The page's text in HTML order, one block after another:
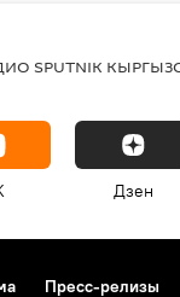
SPUTNIK
Дзен
Пресс-релизы